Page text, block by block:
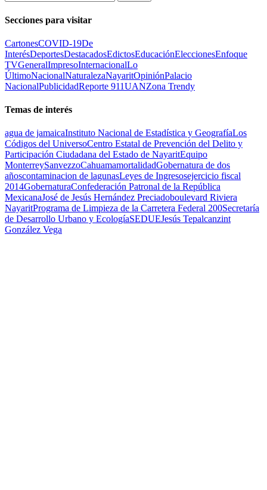
Secciones para visitar
CartonesCOVID-19De
InterésDeportesDestacadosEdictosEducaciónEleccionesEnfoque
TVGeneralImpresoInternacionalLo
ÚltimoNacionalNaturalezaNayaritOpiniónPalacio
NacionalPublicidadReporte 911UANZona Trendy
Temas de interés
agua de jamaicaInstituto Nacional de Estadística y GeografíaLos
Códigos del UniversoCentro Estatal de Prevención del Delito y
Participación Ciudadana del Estado de NayaritEquipo
MonterreySanvezzoCahuamamortalidadGobernatura de dos
añoscontaminacion de lagunasLeyes de Ingresosejercicio fiscal
2014GobernaturaConfederación Patronal de la República
MexicanaJosé de Jesús Hernández Preciadoboulevard Riviera
NayaritPrograma de Limpieza de la Carretera Federal 200Secretaría
de Desarrollo Urbano y EcologíaSEDUEJesús Tepalcanzint
González Vega